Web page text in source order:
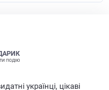
ПОДІЮ
українці, цікаві